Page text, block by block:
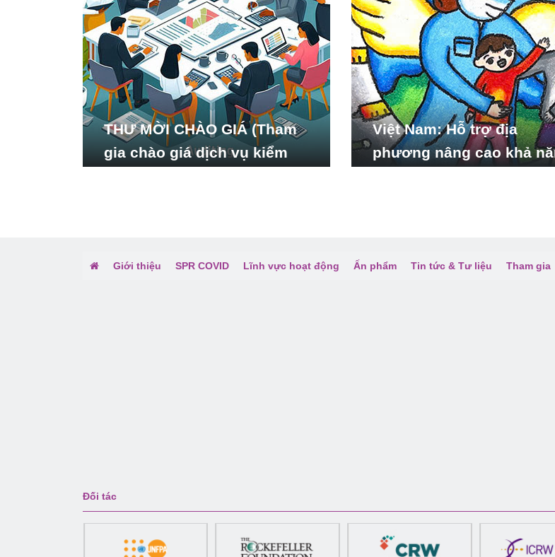
THƯ MỜI CHÀO GIÁ (Tham
gia chào giá dịch vụ kiểm
Việt Nam: Hỗ trợ địa
phương nâng cao khả
Giới thiệu SPR COVID Lĩnh vực hoạt động Ấn phẩm Tin tức & Tư liệu Tham gia
Đối tác